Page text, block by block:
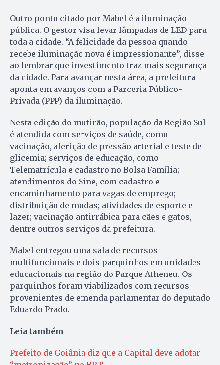
Outro ponto citado por Mabel é a iluminação
pública. O gestor visa levar lâmpadas de LED para
toda a cidade. “A felicidade da pessoa quando
recebe iluminação nova é impressionante”, disse
ao lembrar que investimento traz mais segurança
da cidade. Para avançar nesta área, a prefeitura
aponta em avanços com a Parceria Público-
Privada (PPP) da iluminação.
Nesta edição do mutirão, população da Região Sul
é atendida com serviços de saúde, como
vacinação, aferição de pressão arterial e teste de
glicemia; serviços de educação, como
Telematrícula e cadastro no Bolsa Família;
atendimentos do Sine, com cadastro e
encaminhamento para vagas de emprego;
distribuição de mudas; atividades de esporte e
lazer; vacinação antirrábica para cães e gatos,
dentre outros serviços da prefeitura.
Mabel entregou uma sala de recursos
multifuncionais e dois parquinhos em unidades
educacionais na região do Parque Atheneu. Os
parquinhos foram viabilizados com recursos
provenientes de emenda parlamentar do deputado
Eduardo Prado.
Leia também
Prefeito de Goiânia diz que a Capital deve adotar